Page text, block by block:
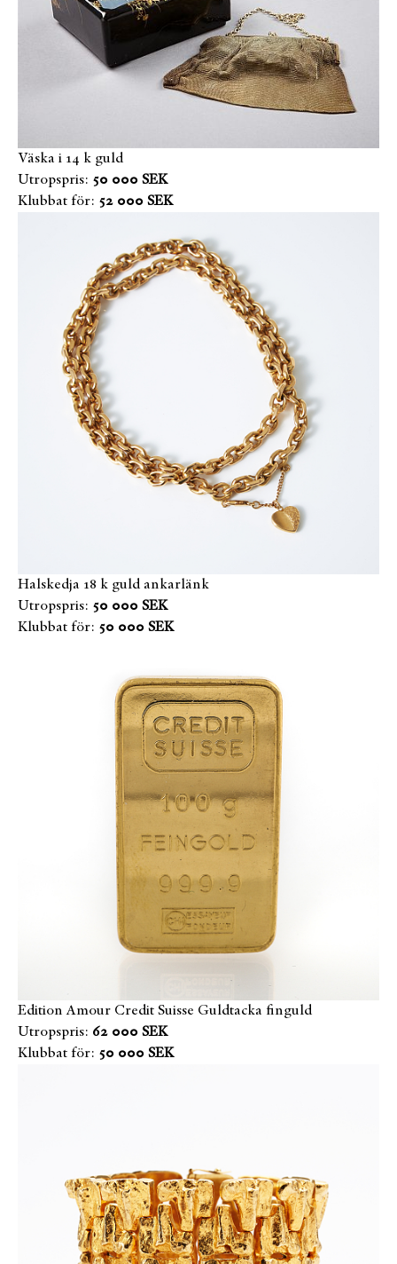
Väska i 14 k guld
Utropspris: 50 000 SEK
Klubbat för: 52 000 SEK
Halskedja 18 k guld ankarlänk
Utropspris: 50 000 SEK
Klubbat för: 50 000 SEK
Edition Amour Credit Suisse Guldtacka finguld
Utropspris: 62 000 SEK
Klubbat för: 50 000 SEK